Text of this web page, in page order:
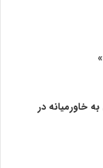
خاورمیانه در